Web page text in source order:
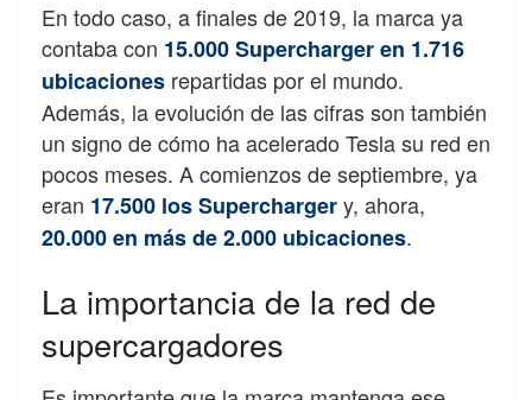
En todo caso, a finales de 2019, la marca ya
contaba con 15.000 Supercharger en 1.716
ubicaciones repartidas por el mundo.
Además, la evolución de las cifras son también
un signo de cómo ha acelerado Tesla su red en
pocos meses. A comienzos de septiembre, ya
eran 17.500 los Superchargery, ahora,
20.000 en más de 2.000 ubicaciones.
La importancia de la red de
supercargadores